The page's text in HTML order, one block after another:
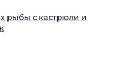
рыбы с кастрюли и